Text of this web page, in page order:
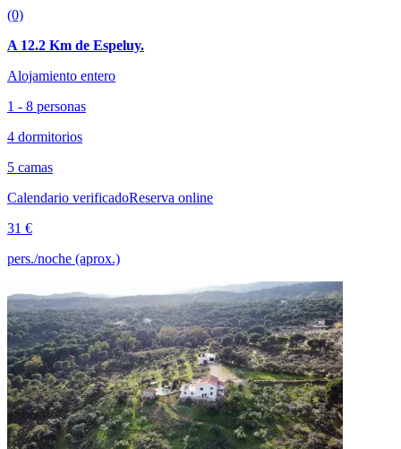
(0)
A 12.2 Km de Espeluy.
Alojamiento entero
1 - 8 personas
4 dormitorios
5 camas
Calendario verificadoReserva online
31 €
pers./noche (aprox.)